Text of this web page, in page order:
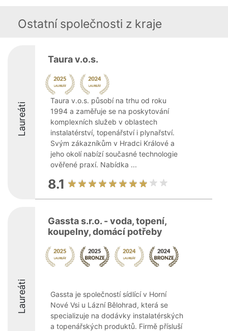
Ostatní společnosti z kraje
Laureáti
Taura v.o.s.
Taura v.o.s. působí na trhu od roku
1994 a zaměřuje se na poskytování
komplexních služeb v oblastech
instalatérství, topenářství i plynařství.
Svým zákazníkům v Hradci Králové a
jeho okolí nabízí současné technologie
ověřené praxí. Nabídka ...
8.1
Laureáti
Gassta s.r.o. - voda, topení,
koupelny, domácí potřeby
Gassta je společností sídlící v Horní
Nové Vsi u Lázní Bělohrad, která se
specializuje na dodávky instalatérských
a topenářských produktů. Firmě přísluší